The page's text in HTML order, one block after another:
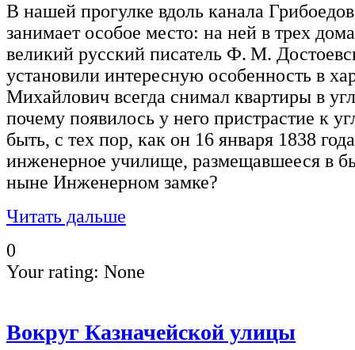
В нашей прогулке вдоль канала
занимает особое место: на ней в трех
великий русский писатель Ф. М.
установили интересную особенность в
Михайлович всегда снимал квартиры в
почему появилось у него пристрастие к
быть, с тех пор, как он 16 января 1838
инженерное училище, размещавшееся в
ныне Инженерном замке?
Читать дальше
0
Your rating: None
Вокруг Казначейской улицы